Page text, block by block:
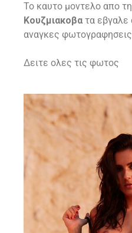
To καυτο μοντελο απο
Κουζμιακοβα τα εβγαλε
αναγκες
Δειτε ολες τις φωτος